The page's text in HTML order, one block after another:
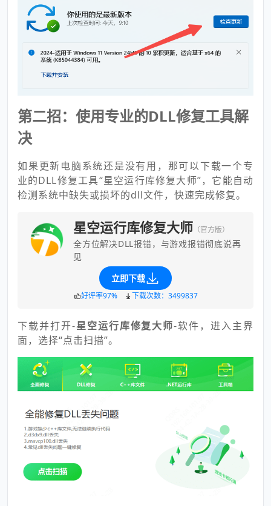
第二招：使用专业的DLL修复工具解
决
如果更新电脑系统还是没有用，那可以下载一个专
业的DLL修复工具“星空运行库修复大师”，它能自动
检测系统中缺失或损坏的dll文件，快速完成修复。
星空运行库修复大师 （官方版）
全方位解决DLL报错，与游戏报错彻底说再
见
立即下载
好评率97% 下载次数：3499837
下载并打开-星空运行库修复大师-软件，进入主界
面，选择“点击扫描”。